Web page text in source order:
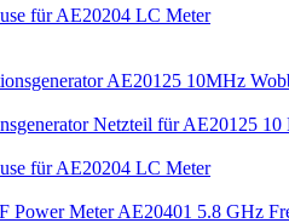
für AE20204 LC Meter
AE20125 10MHz
Netzteil für AE20125 10
für AE20204 LC Meter
AE20401 5.8 GHz